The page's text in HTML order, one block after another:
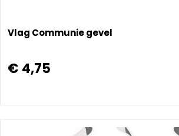
Vlag Communie gevel
€ 4,75